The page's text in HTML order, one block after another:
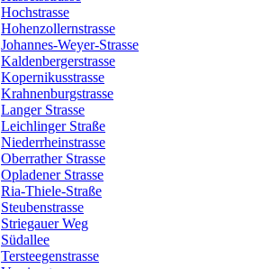
Hochstrasse
Hohenzollernstrasse
Johannes-Weyer-Strasse
Kaldenbergerstrasse
Kopernikusstrasse
Krahnenburgstrasse
Langer Strasse
Leichlinger Straße
Niederrheinstrasse
Oberrather Strasse
Opladener Strasse
Ria-Thiele-Straße
Steubenstrasse
Striegauer Weg
Südallee
Tersteegenstrasse